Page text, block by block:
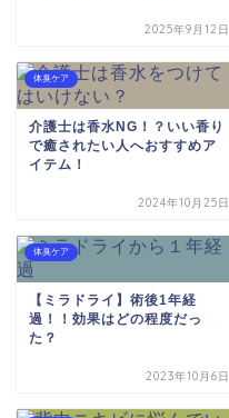
2025年9月12日
体臭ケア
介護士は香水NG！？いい香り
で癒されたい人へおすすめア
イテム！
2024年10月25日
体臭ケア
【ミラドライ】術後1年経
過！！効果はどの程度だっ
た？
2023年10月6日